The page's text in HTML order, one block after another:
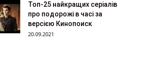
Топ-25 найкращих серіалів
про подорожі в часі за
версією Кинопоиск
20.09.2021